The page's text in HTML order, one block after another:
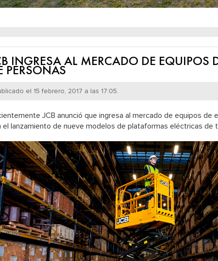
INGRESA AL MERCADO DE EQUIPOS
PERSONAS
el 15 febrero, 2017 a las 17:05.
JCB anunció que ingresa al mercado de equipos de
el lanzamiento de nueve modelos de plataformas eléctricas de